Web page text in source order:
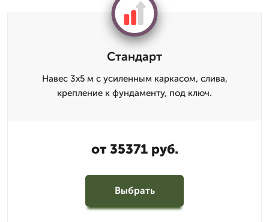
Стандарт
Навес 3x5 м с усиленным каркасом, слива,
крепление к фундаменту, под ключ.
от 35371 руб.
Выбрать